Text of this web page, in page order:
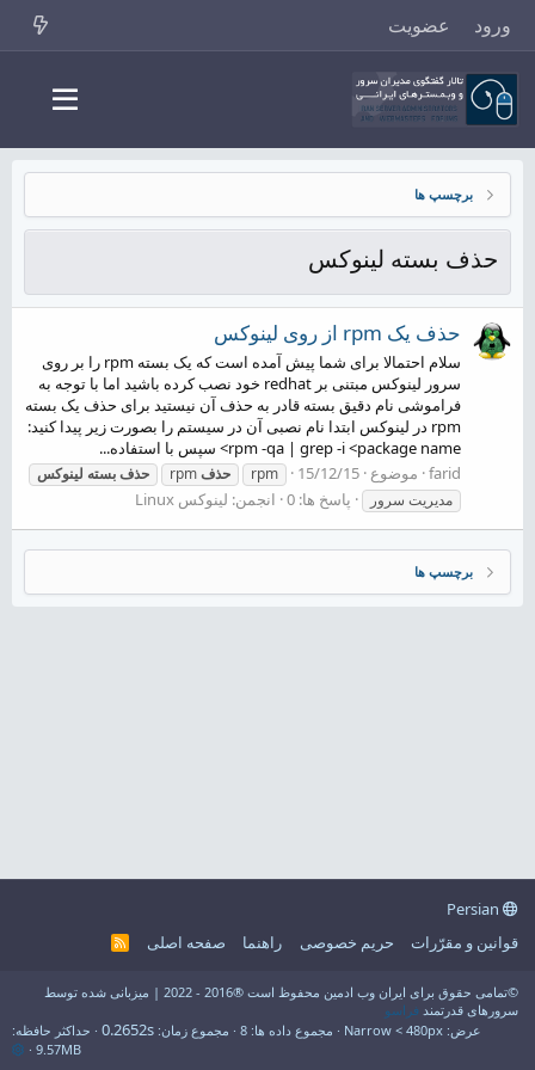
ورود عضویت
برچسپ ها
حذف بسته لینوکس
حذف یک rpm از روی لینوکس
سلام احتمالا برای شما پیش آمده است که یک بسته rpm را بر روی
سرور لینوکس مبتنی بر redhat خود نصب کرده باشید اما با توجه به
فراموشی نام دقیق بسته قادر به حذف آن نیستید برای حذف یک بسته
rpm در لینوکس ابتدا نام نصبی آن در سیستم را بصورت زیر پیدا کنید:
rpm -qa | grep -i <package name> سپس با استفاده...
farid موضوع 15/12/15
rpm حذف حذفبسته لینوکس
مدیریت سرور
پاسخ ها: 0 انجمن: لینوکس Linux
برچسپ ها
قوانین و مقرّرات
حریم خصوصی راهنما صفحه اصلی
R
©تمامی حقوق برای ایران وب ادمین محفوظ است ®2016 - 2022 | میزبانی شده توسط
سرورهای قدرتمند فراسو
عرض
مجموع داده ها 8 مجموع زمان 0.2652s
حداکثر حافظه
9.57MB